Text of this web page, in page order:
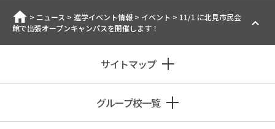
ホーム
> ニュース > 進学イベント情報 > イベント > 11/1 に北見市民会
館で出張オープンキャンパスを開催します！
サイトマップ
グループ校一覧